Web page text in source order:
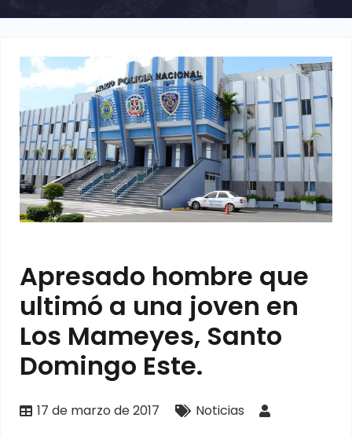
Apresado hombre que
ultimó a una joven en
Los Mameyes, Santo
Domingo Este.
17 de marzo de 2017 Noticias